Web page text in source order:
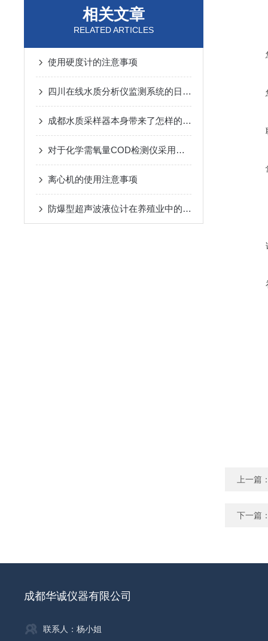
相关文章
RELATED ARTICLES
使用硬度计的注意事项
四川在线水质分析仪监测系统的日常维护工作
成都水质采样器本身带来了怎样的特点呢？
对于化学需氧量COD检测仪采用的特点详细分析报告
离心机的使用注意事项
防爆型超声波液位计在养殖业中的应用
上一篇
下一篇
成都华诚仪器有限公司
联系人：杨小姐